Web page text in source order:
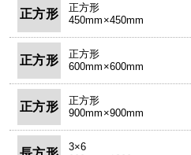
正方形
正方形
450mm×450mm
正方形
正方形
600mm×600mm
正方形
正方形
900mm×900mm
3×6